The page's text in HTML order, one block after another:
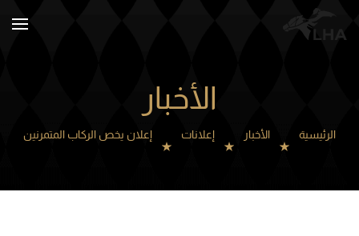
الأخبار
الرئيسية الأخبار إعلانات إعلان يخص الركاب المتمرنين